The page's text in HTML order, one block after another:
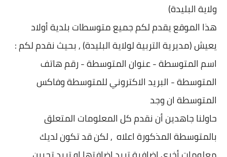
ولاية البليدة)
هذا الموقع يقدم لكم جميع متوسطات بلديةأولاد
يعيش (مديرية التربية لولاية البليدة) , بحيث نقدم لكم :
اسم المتوسطة - عنوان المتوسطة - رقم هاتف
المتوسطة - البريد الاكتروني للمتوسطة وفاكس
المتوسطة ان وجد
حاولنا جاهدين أن نقدم كل المعلومات المتعلق
بالمتوسطة المذكورة اعلاه , لكن قد تكون لديك